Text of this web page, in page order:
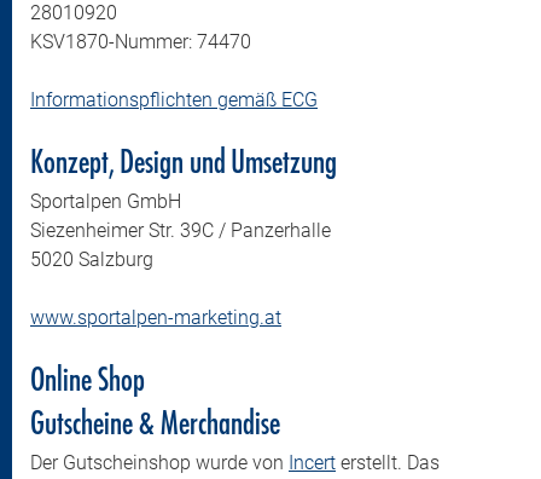
28010920
KSV1870-Nummer: 74470
Informationspflichten gemäß ECG
Konzept, Design und Umsetzung
Sportalpen GmbH
Siezenheimer Str. 39C / Panzerhalle
5020 Salzburg
www.sportalpen-marketing.at
Online Shop
Gutscheine & Merchandise
Der Gutscheinshop wurde von Incert erstellt. Das